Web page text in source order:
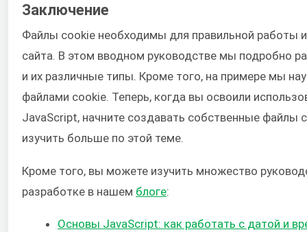
Заключение
Файлы cookie необходимы для правильной работы
сайта. В этом вводном руководстве мы подробно
и их различные типы. Кроме того, на примере мы
файлами cookie. Теперь, когда вы освоили
JavaScript, начните создавать собственные файлы
изучить больше по этой теме.
Кроме того, вы можете изучить множество
разработке в нашем блоге:
Основы JavaScript: как работать с датой и